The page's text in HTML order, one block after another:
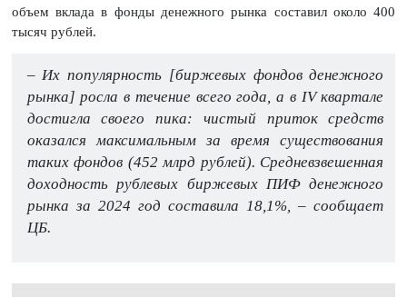
объем вклада в фонды денежного рынка составил около 400
тысяч рублей.
– Их популярность [биржевых фондов денежного
рынка] росла в течение всего года, а в IV квартале
достигла своего пика: чистый приток средств
оказался максимальным за время существования
таких фондов (452 млрд рублей). Средневзвешенная
доходность рублевых биржевых ПИФ денежного
рынка за 2024 год составила 18,1%, – сообщает
ЦБ.